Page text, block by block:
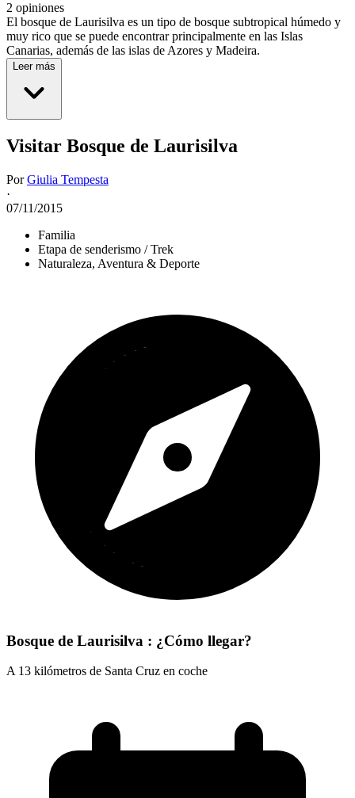
2 opiniones
El bosque de Laurisilva es un tipo de bosque subtropical húmedo y
muy rico que se puede encontrar principalmente en las Islas
Canarias, además de las islas de Azores y Madeira.
Leer más
Visitar Bosque de Laurisilva
PorGiulia Tempesta
·
07/11/2015
Familia
Etapa de senderismo / Trek
Naturaleza, Aventura & Deporte
Bosque de Laurisilva : ¿Cómo llegar?
A 13 kilómetros de Santa Cruz en coche